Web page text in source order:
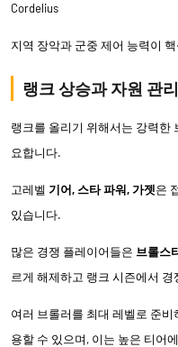
Cordelius
지역 장악과 군중 제어 능력이
랭크 상승과 자원 관리
랭크를 올리기 위해서는 강력한
요합니다.
고레벨 기어, 스타 파워, 가젯은
있습니다.
많은 경쟁 플레이어들은 브롤스
르게 해제하고 랭크 시즌에서
여러 브롤러를 최대 레벨로 준
용할 수 있으며, 이는 높은 티어